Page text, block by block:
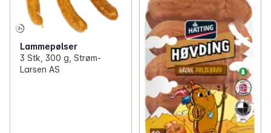
Lammepølser
3 Stk, 300 g, Strøm-
Larsen AS